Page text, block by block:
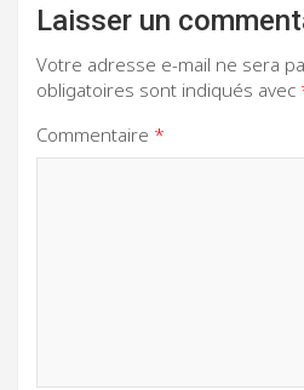
Laisser un
Votre adresse e-mail ne sera
obligatoires sont indiqués avec
Commentaire *